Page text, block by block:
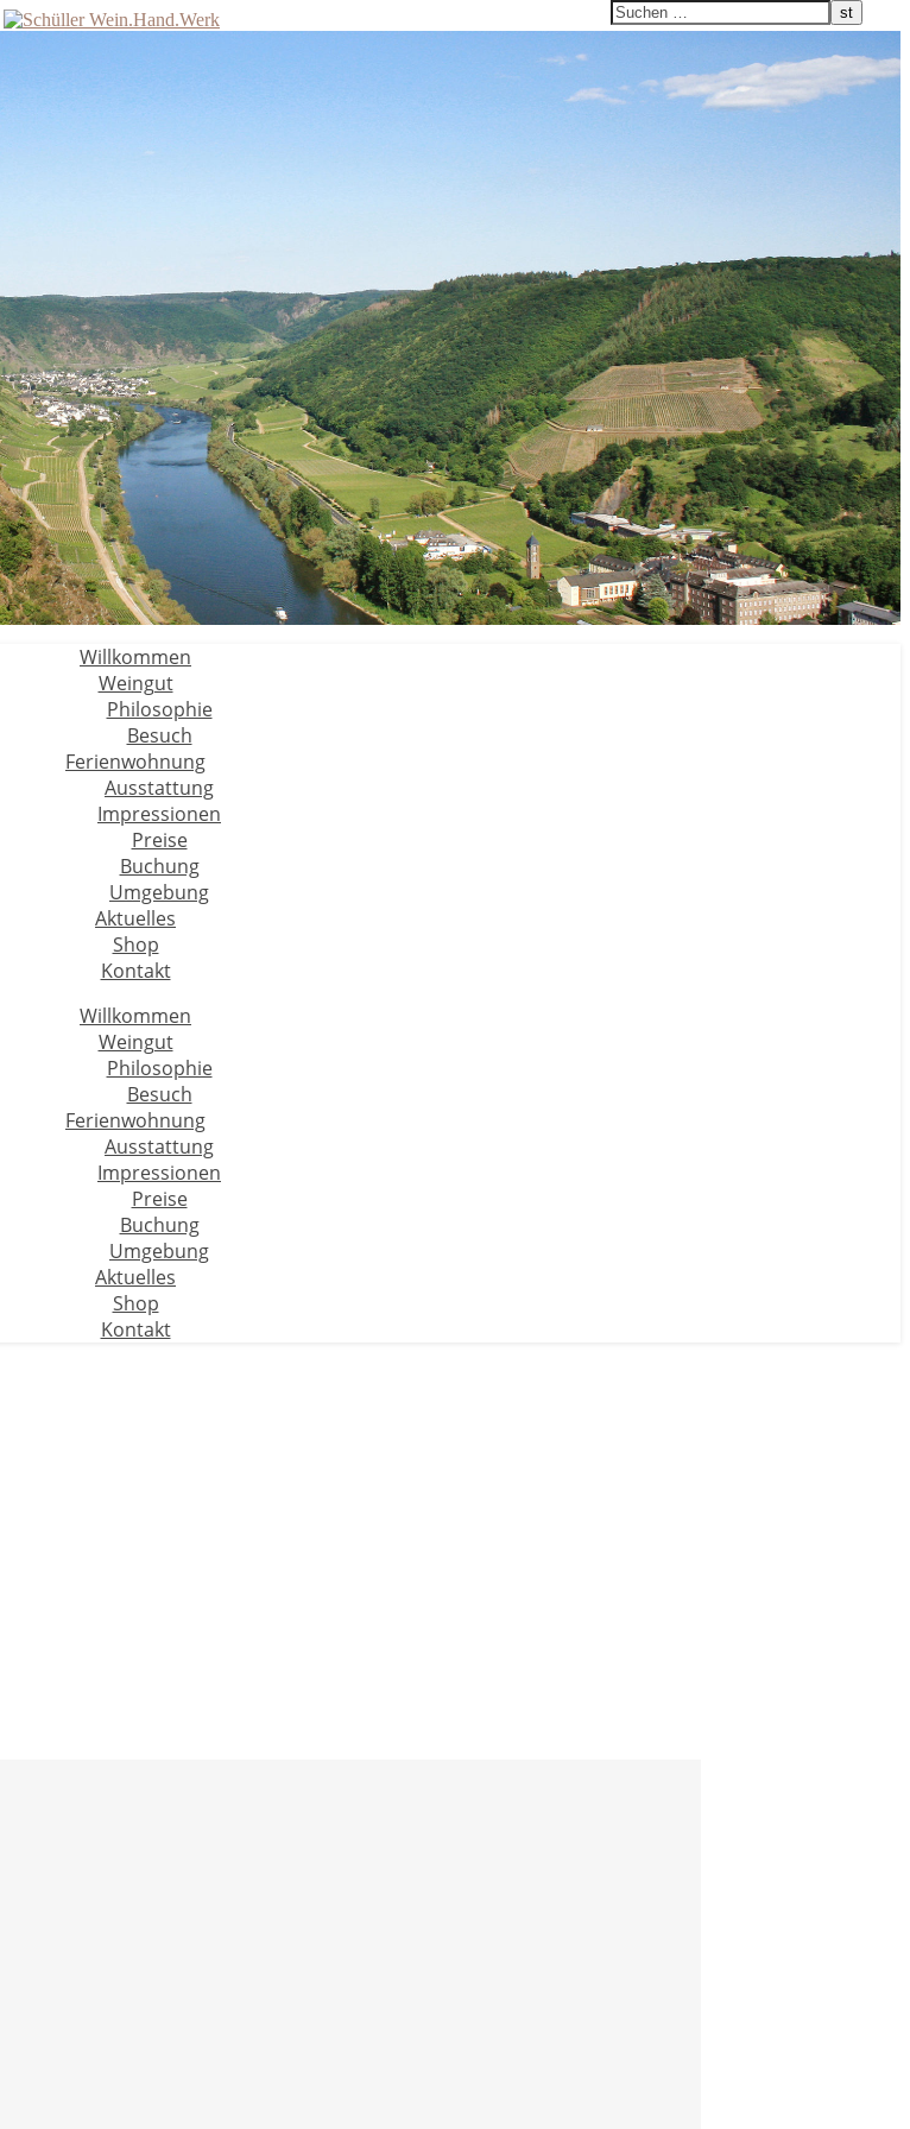
Willkommen
Weingut
Philosophie
Besuch
Ferienwohnung
Ausstattung
Impressionen
Preise
Buchung
Umgebung
Aktuelles
Shop
Kontakt
Willkommen
Weingut
Philosophie
Besuch
Ferienwohnung
Ausstattung
Impressionen
Preise
Buchung
Umgebung
Aktuelles
Shop
Kontakt